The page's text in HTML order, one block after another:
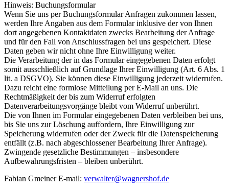
Hinweis: Buchungsformular
Wenn Sie uns per Buchungsformular Anfragen zukommen lassen,
werden Ihre Angaben aus dem Formular inklusive der von Ihnen
dort angegebenen Kontaktdaten zwecks Bearbeitung der Anfrage
und für den Fall von Anschlussfragen bei uns gespeichert. Diese
Daten geben wir nicht ohne Ihre Einwilligung weiter.
Die Verarbeitung der in das Formular eingegebenen Daten erfolgt
somit ausschließlich auf Grundlage Ihrer Einwilligung (Art. 6 Abs. 1
lit. a DSGVO). Sie können diese Einwilligung jederzeit widerrufen.
Dazu reicht eine formlose Mitteilung per E-Mail an uns. Die
Rechtmäßigkeit der bis zum Widerruf erfolgten
Datenverarbeitungsvorgänge bleibt vom Widerruf unberührt.
Die von Ihnen im Formular eingegebenen Daten verbleiben bei uns,
bis Sie uns zur Löschung auffordern, Ihre Einwilligung zur
Speicherung widerrufen oder der Zweck für die Datenspeicherung
entfällt (z.B. nach abgeschlossener Bearbeitung Ihrer Anfrage).
Zwingende gesetzliche Bestimmungen – insbesondere
Aufbewahrungsfristen – bleiben unberührt.
Fabian Gmeiner E-mail: verwalter@wagnershof.de